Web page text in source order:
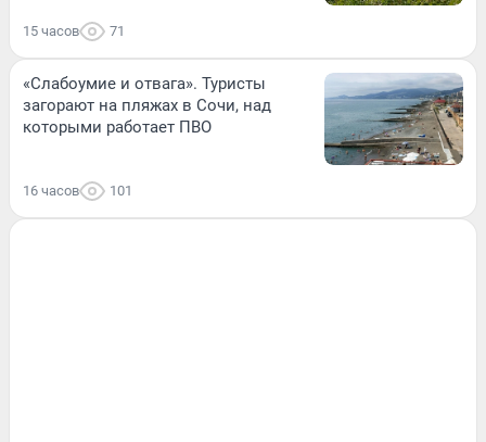
15 часов 71
«Слабоумие и отвага». Туристы
загорают на пляжах в Сочи, над
которыми работает ПВО
16 часов 101